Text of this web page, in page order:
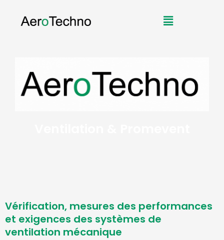
Menu
Vérification, mesures des performances
et exigences des systèmes de
ventilation mécanique